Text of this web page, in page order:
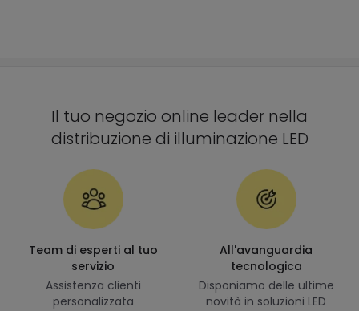
Il tuo negozio online leader nella
distribuzione di illuminazione LED
Team di esperti al tuo
servizio
Assistenza clienti
personalizzata
All'avanguardia
tecnologica
Disponiamo delle ultime
novità in soluzioni LED